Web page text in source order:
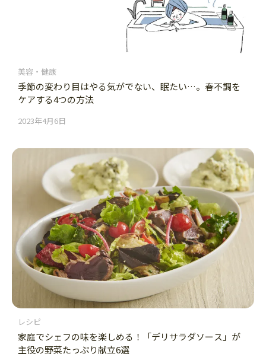
美容・健康
季節の変わり目はやる気がでない、眠たい…。春不調を
ケアする4つの方法
2023年4月6日
レシピ
家庭でシェフの味を楽しめる！「デリサラダソース」が
主役の野菜たっぷり献立6選